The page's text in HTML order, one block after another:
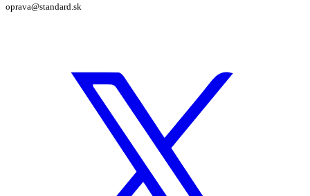
oprava@standard.sk